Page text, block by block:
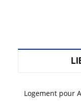
Logement pour